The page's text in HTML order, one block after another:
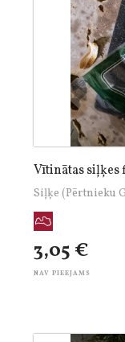
Vītinātas siļķes
Siļķe (Pērtnieku
3,05 €
NAV PIEEJAMS